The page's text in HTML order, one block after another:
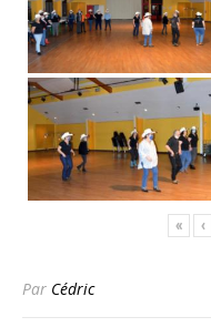
« ‹
Par Cédric